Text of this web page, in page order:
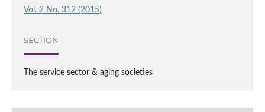
Vol. 2 No. 312 (2015)
SECTION
The service sector & aging societies